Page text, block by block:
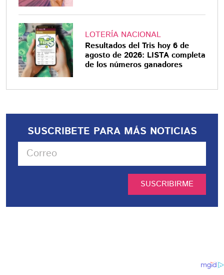
LOTERÍA NACIONAL
Resultados del Tris hoy 6 de
agosto de 2026: LISTA completa
de los números ganadores
SUSCRIBETE PARA MÁS NOTICIAS
SUSCRIBIRME